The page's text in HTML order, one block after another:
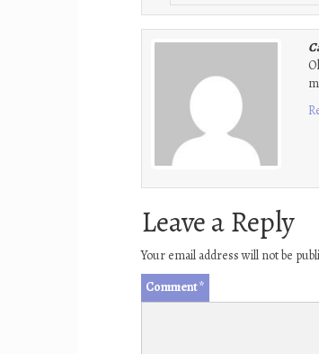
Leave a Reply
Your email address will not be
Comment*